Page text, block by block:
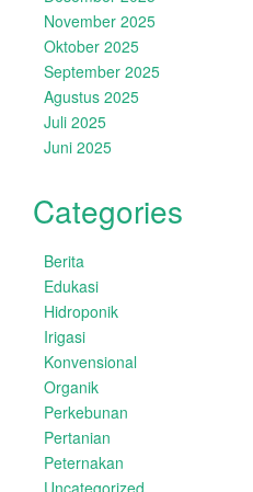
November 2025
Oktober 2025
September 2025
Agustus 2025
Juli 2025
Juni 2025
Categories
Berita
Edukasi
Hidroponik
Irigasi
Konvensional
Organik
Perkebunan
Pertanian
Peternakan
Uncategorized